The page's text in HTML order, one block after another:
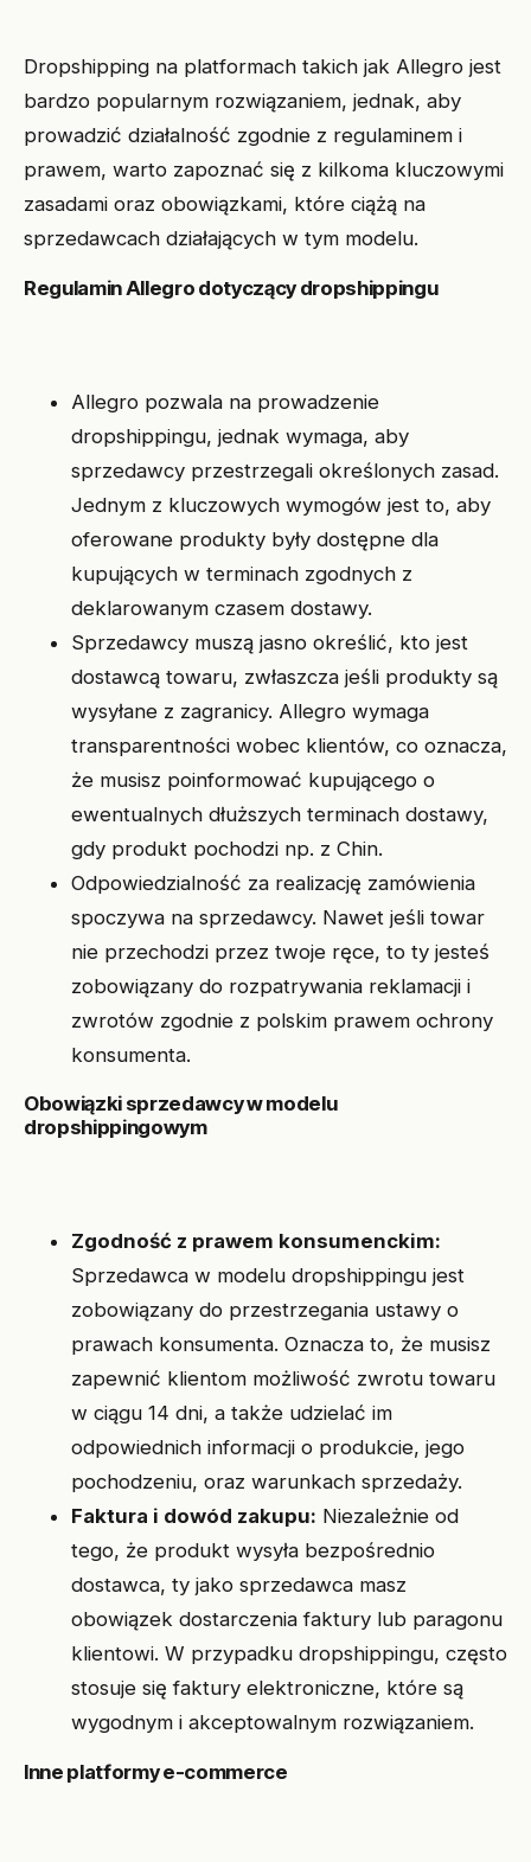
Dropshipping na platformach takich jak Allegro jest
bardzo popularnym rozwiązaniem, jednak, aby
prowadzić działalność zgodnie z regulaminem i
prawem, warto zapoznać się z kilkoma kluczowymi
zasadami oraz obowiązkami, które ciążą na
sprzedawcach działających w tym modelu.
Regulamin Allegro dotyczący dropshippingu
Allegro pozwala na prowadzenie
dropshippingu, jednak wymaga, aby
sprzedawcy przestrzegali określonych zasad.
Jednym z kluczowych wymogów jest to, aby
oferowane produkty były dostępne dla
kupujących w terminach zgodnych z
deklarowanym czasem dostawy.
Sprzedawcy muszą jasno określić, kto jest
dostawcą towaru, zwłaszcza jeśli produkty są
wysyłane z zagranicy. Allegro wymaga
transparentności wobec klientów, co oznacza,
że musisz poinformować kupującego o
ewentualnych dłuższych terminach dostawy,
gdy produkt pochodzi np. z Chin.
Odpowiedzialność za realizację zamówienia
spoczywa na sprzedawcy. Nawet jeśli towar
nie przechodzi przez twoje ręce, to ty jesteś
zobowiązany do rozpatrywania reklamacji i
zwrotów zgodnie z polskim prawem ochrony
konsumenta.
Obowiązki sprzedawcy w modelu
dropshippingowym
Zgodność z prawem konsumenckim:
Sprzedawca w modelu dropshippingu jest
zobowiązany do przestrzegania ustawy o
prawach konsumenta. Oznacza to, że musisz
zapewnić klientom możliwość zwrotu towaru
w ciągu 14 dni, a także udzielać im
odpowiednich informacji o produkcie, jego
pochodzeniu, oraz warunkach sprzedaży.
Faktura i dowód zakupu: Niezależnie od
tego, że produkt wysyła bezpośrednio
dostawca, ty jako sprzedawca masz
obowiązek dostarczenia faktury lub paragonu
klientowi. W przypadku dropshippingu, często
stosuje się faktury elektroniczne, które są
wygodnym i akceptowalnym rozwiązaniem.
Inne platformy e-commerce